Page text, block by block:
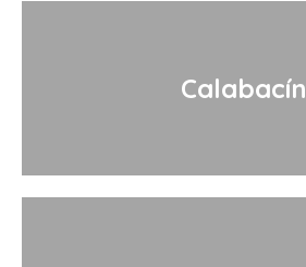
Calabacín